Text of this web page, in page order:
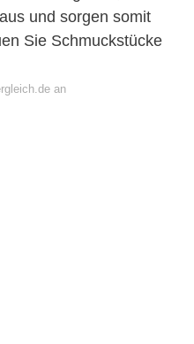
und sorgen somit
Sie Schmuckstücke
an